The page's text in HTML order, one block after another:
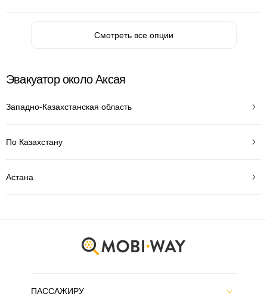
Смотреть все опции
Эвакуатор около Аксая
Западно-Казахстанская область
По Казахстану
Астана
ПАССАЖИРУ